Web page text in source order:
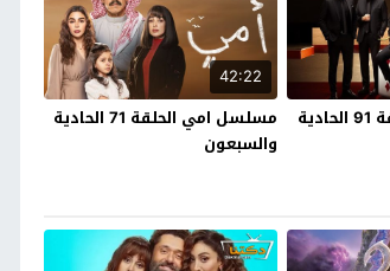
مسلسل اسر الحلقة 91 الحادية
42:22
مسلسل امي الحلقة 71 الحادية
والسبعون